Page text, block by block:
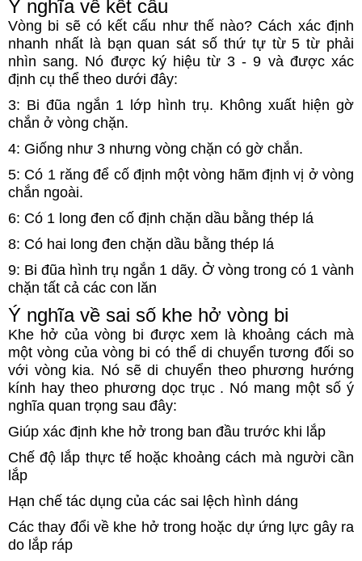
Ý nghĩa về kết cấu
Vòng bi sẽ có kết cấu như thế nào? Cách xác định
nhanh nhất là bạn quan sát số thứ tự từ 5 từ phải
nhìn sang. Nó được ký hiệu từ 3 - 9 và được xác
định cụ thể theo dưới đây:
3: Bi đũa ngắn 1 lớp hình trụ. Không xuất hiện gờ
chắn ở vòng chặn.
4: Giống như 3 nhưng vòng chặn có gờ chắn.
5: Có 1 răng để cố định một vòng hãm định vị ở vòng
chắn ngoài.
6: Có 1 long đen cố định chặn dầu bằng thép lá
8: Có hai long đen chặn dầu bằng thép lá
9: Bi đũa hình trụ ngắn 1 dãy. Ở vòng trong có 1 vành
chặn tất cả các con lăn
Ý nghĩa về sai số khe hở vòng bi
Khe hở của vòng bi được xem là khoảng cách mà
một vòng của vòng bi có thể di chuyển tương đối so
với vòng kia. Nó sẽ di chuyển theo phương hướng
kính hay theo phương dọc trục . Nó mang một số ý
nghĩa quan trọng sau đây:
Giúp xác định khe hở trong ban đầu trước khi lắp
Chế độ lắp thực tế hoặc khoảng cách mà người cần
lắp
Hạn chế tác dụng của các sai lệch hình dáng
Các thay đổi về khe hở trong hoặc dự ứng lực gây ra
do lắp ráp